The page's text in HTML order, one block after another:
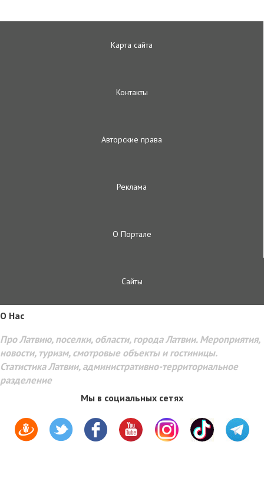
Карта сайта
Контакты
Авторские права
Реклама
О Портале
Сайты
O Hac
Про Латвию, поселки, области, города Латвии. Мероприятия,
новости, туризм, смотровые объекты и гостиницы.
Статистика Латвии, административно-территориальное
разделение
Мы в социальных сетях